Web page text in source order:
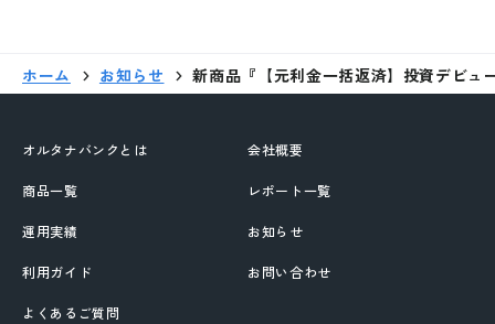
ホーム お知らせ 新商品『【元利金一括返済】投資デビュ
オルタナバンクとは
商品一覧
運用実績
利用ガイド
よくあるご質問
会社概要
レポート一覧
お知らせ
お問い合わせ